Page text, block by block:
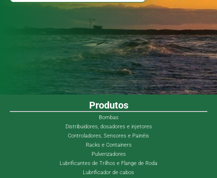
Produtos
Bombas
Distribuidores, dosadores e injetores
Controladores, Sensores e Painéis
Racks e Containers
Pulverizadores
Lubrificantes de Trilhos e Flange de Roda
Lubrificador de cabos